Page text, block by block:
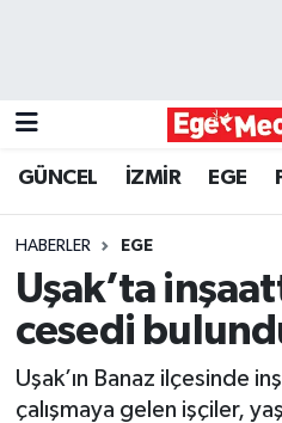
GÜNCEL İZMİR EGE
HABERLER EGE
Uşak’ta
cesedi
Uşak’ın Banaz ilçesinde
çalışmaya gelen işçiler,
GÜNCEL
İZMİR
ÖZEL HABER